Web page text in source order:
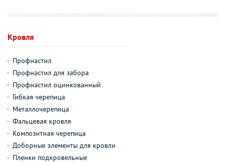
Кровля
Профнастил
Профнастил для забора
Профнастил оцинкованный
Гибкая черепица
Металлочерепица
Фальцевая кровля
Композитная черепица
Доборные элементы для кровли
Пленки подкровельные